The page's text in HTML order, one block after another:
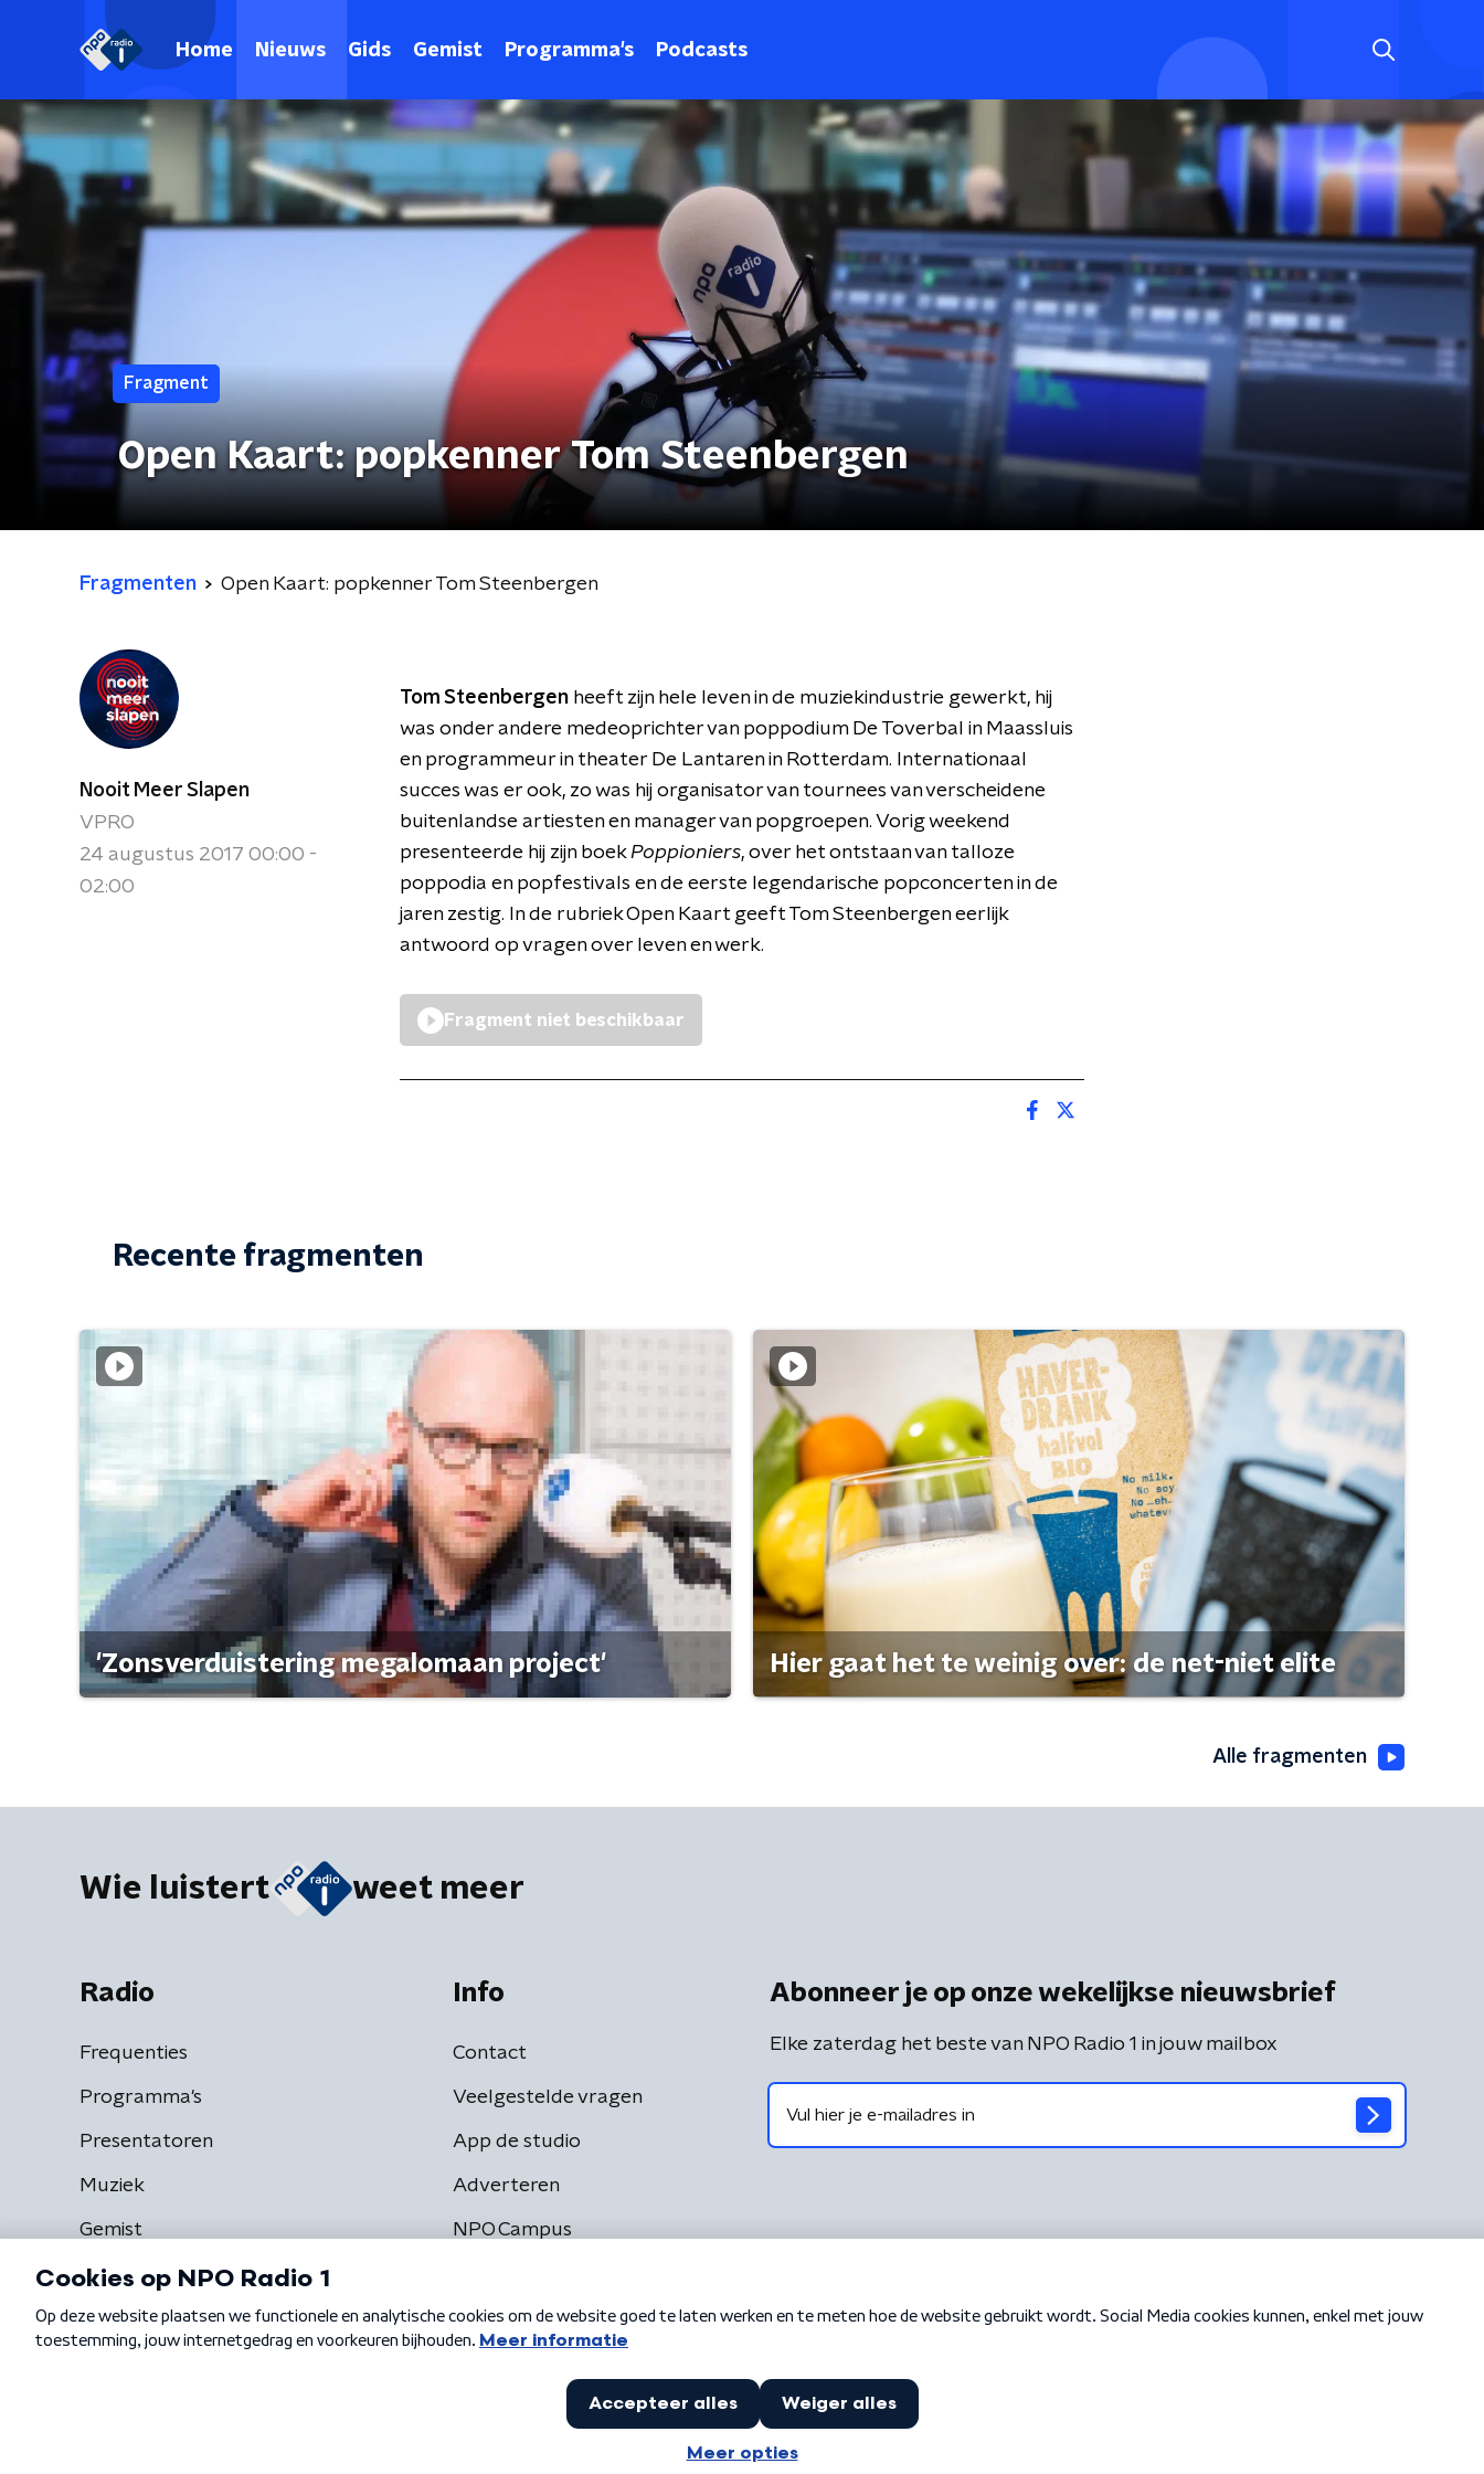
Home Nieuws Gids Gemist Programma's Podcasts
Fragment
Open Kaart: popkenner Tom Steenbergen
Fragmenten Open Kaart: popkenner Tom Steenbergen
Nooit Meer Slapen
VPRO
24 augustus 2017 00:00 -
02:00
Tom Steenbergen heeft zijn hele leven in de muziekindustrie gewerkt, hij
was onder andere medeoprichter van poppodium De Toverbal in Maassluis
en programmeur in theater De Lantaren in Rotterdam. Internationaal
succes was er ook, zo was hij organisator van tournees van verscheidene
buitenlandse artiesten en manager van popgroepen. Vorig weekend
presenteerde hij zijn boekPoppioniers, over het ontstaan van talloze
poppodia en popfestivals en de eerste legendarische popconcerten in de
jaren zestig. In de rubriek Open Kaart geeft Tom Steenbergen eerlijk
antwoord op vragen over leven en werk.
Fragment niet beschikbaar
Recente fragmenten
'Zonsverduistering megalomaan project' Hier gaat het te weinig over: de net-niet elite
Alle fragmenten
Wie luistert weet meer
Radio
Frequenties
Programma's
Presentatoren
Muziek
Gemist
Info
Contact
Veelgestelde vragen
App de studio
Adverteren
NPO Campus
Abonneer je op onze wekelijkse nieuwsbrief
Elke zaterdag het beste van NPO Radio 1 in jouw mailbox
Algemene voorwaarden Privacybeleid